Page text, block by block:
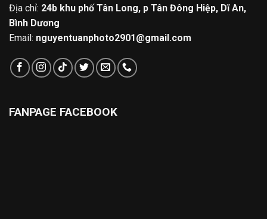
Địa chỉ: 24b khu phố Tân Long, p Tân Đông Hiệp, Dĩ An,
Bình Dương
Email: nguyentuanphoto2901@gmail.com
FANPAGE FACEBOOK